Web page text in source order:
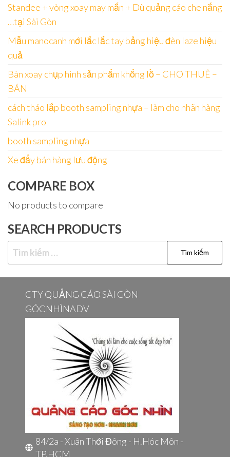
Standee + vòng xoay may mắn + Dù quảng cáo che nắng
…tại Sài Gòn
Mẫu manocanh mới lắc lắc tay bảng hiệu đèn laze hiệu
quả
Bàn xoay chụp hình sản phẩm khổng lồ – CHO THUÊ –
BÁN
cách tháo lắp booth sampling nhựa – làm cho nhãn hàng
Salink pro
booth sampling nhựa
Xe đẩy bán hàng lưu động
COMPARE BOX
No products to compare
SEARCH PRODUCTS
Tìm
kiếm
cho:
CTY QUẢNG CÁO SÀI GÒN
GÓCNHÌNADV
84/2a - Xuân Thới Đông - H.Hóc Môn -
TP.HCM